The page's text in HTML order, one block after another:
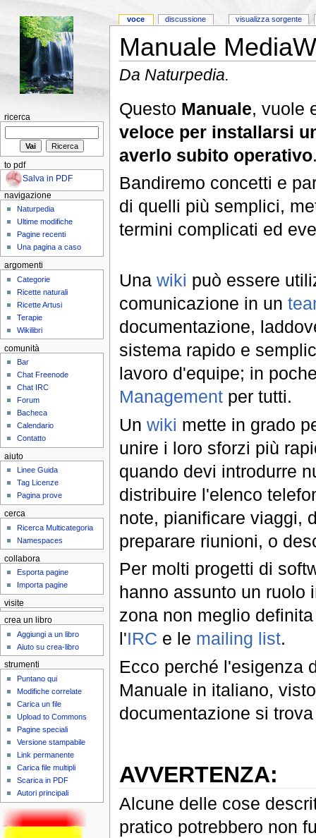
Manuale
Da Naturpedia.
Questo Manuale, vuole
veloce per installarsi
averlo subito operativo
Bandiremo concetti e
di quelli più semplici,
termini complicati ed
Una wiki può essere
comunicazione in un
documentazione,
sistema rapido e
lavoro d'equipe; in
Managementper tutti.
Un wiki mette in grado
unire i loro sforzi più
quando devi introdurre
distribuire l'elenco
note, pianificare viaggi,
preparare riunioni, o
Per molti progetti di
hanno assunto un ruolo
zona non meglio
l'IRC e le mailing list.
Ecco perché l'esigenza
Manuale in italiano,
documentazione si
AVVERTENZA:
Alcune delle cose
pratico potrebbero non
voce discussione visualizza sorgente
ricerca
to pdf
Salva in PDF
navigazione
Naturpedia
Ultime modifiche
Pagine recenti
Una pagina a caso
argomenti
Categorie
Ricette naturali
Ricette Artusi
Terapie
Wikilibri
comunità
Bar
Chat Freenode
Chat IRC
Forum
Bacheca
Calendario
Contatto
aiuto
Linee Guida
Tag Licenze
Pagina prove
cerca
Ricerca Multicategoria
Namespaces
collabora
Esporta pagine
Importa pagine
visite
crea un libro
Aggiungi a un libro
Aiuto su crea-libro
strumenti
Puntano qui
Modifiche correlate
Carica un file
Upload to Commons
Pagine speciali
Versione stampabile
Link permanente
Carica file multipli
Scarica in PDF
Autori principali